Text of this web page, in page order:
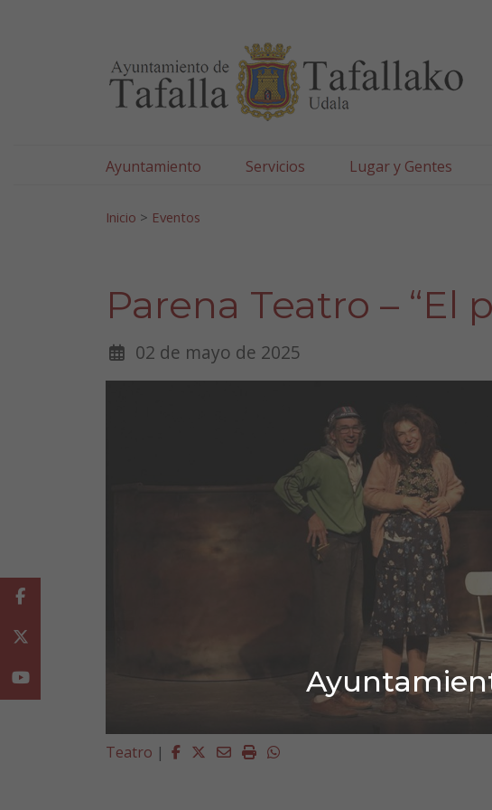
Ayuntamiento Servicios Lugar y Gentes
Inicio > Eventos
Parena Teatro – “El
02 de mayo de 2025
Teatro | Facebook
Twitter
EmailImprimirWhatsapp
Facebook
Youtube